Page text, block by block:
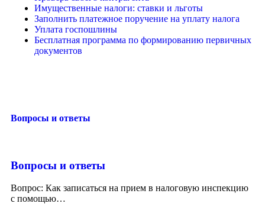
Имущественные налоги: ставки и льготы
Заполнить платежное поручение на уплату налога
Уплата госпошлины
Бесплатная программа по формированию первичных
документов
Вопросы и ответы
Вопросы и ответы
Вопрос: Как записаться на прием в налоговую инспекцию
с помощью…